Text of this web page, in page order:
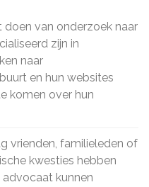
doen van onderzoek naar
zijn in
naar
en hun websites
komen over hun
vrienden, familieleden of
kwesties hebben
kunnen